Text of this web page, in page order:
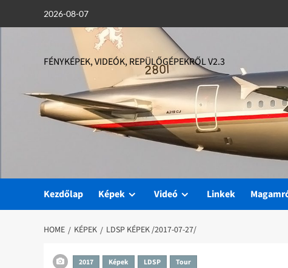
2026-08-07
FÉNYKÉPEK, VIDEÓK, REPÜLŐGÉPEKRŐL V2.3
Kezdőlap Képek Videó Linkek
HOME KÉPEK LDSP KÉPEK /2017-07-27/
2017 Képek LDSP Tour